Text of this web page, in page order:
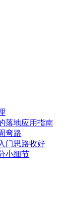
落地应用指南
弯路
门思路收好
小细节